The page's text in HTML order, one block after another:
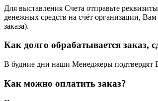
Для выставления Счета отправьте
денежных средств на счёт организации,
заказа).
Как долго обрабатывается заказ,
В будние дни наши Менеджеры подтвердят
Как можно оплатить заказ?